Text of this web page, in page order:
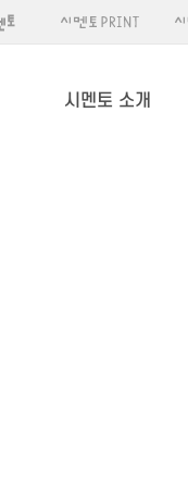
시멘토 소개